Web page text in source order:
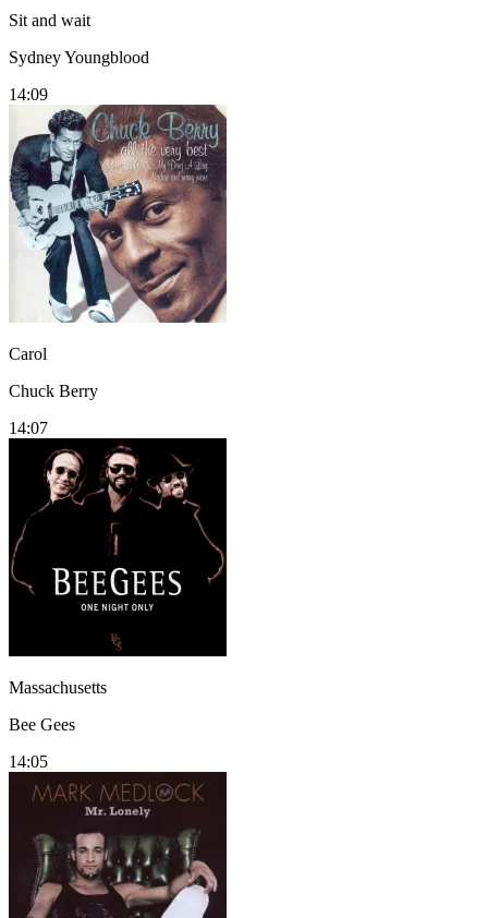
Sit and wait
Sydney Youngblood
14:09
Carol
Chuck Berry
14:07
Massachusetts
Bee Gees
14:05